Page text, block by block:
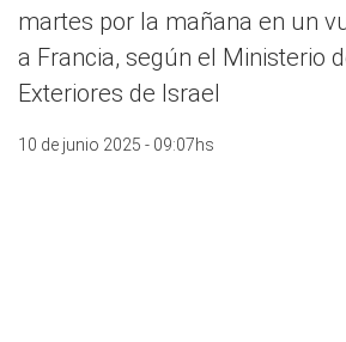
martes por la mañana en un
a Francia, según el Ministerio
Exteriores de Israel
10 de junio 2025 - 09:07hs